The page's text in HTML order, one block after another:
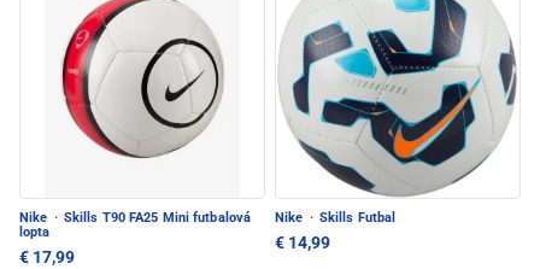
Nike · Skills T90 FA25 Mini futbalová
lopta
€ 17,99
Nike · Skills Futbal
€ 14,99